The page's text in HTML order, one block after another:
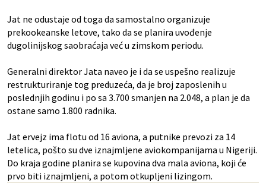
Jat ne odustaje od toga da samostalno organizuje
prekookeanske letove, tako da se planira uvođenje
dugolinijskog saobraćaja već u zimskom periodu.
Generalni direktor Jata naveo je i da se uspešno realizuje
restrukturiranje tog preduzeća, da je broj zaposlenih u
poslednjih godinu i po sa 3.700 smanjen na 2.048, a plan je da
ostane samo 1.800 radnika.
Jat ervejz ima flotu od 16 aviona, a putnike prevozi za 14
letelica, pošto su dve iznajmljene aviokompanijama u Nigeriji.
Do kraja godine planira se kupovina dva mala aviona, koji će
prvo biti iznajmljeni, a potom otkupljeni lizingom.